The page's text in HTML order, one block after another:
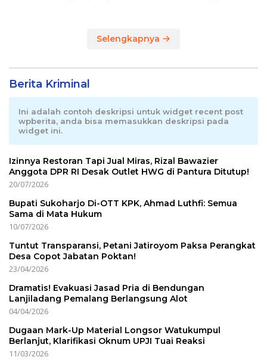
Selengkapnya
Berita Kriminal
Ini adalah contoh deskripsi untuk widget recent post
wpberita, anda bisa memasukkan deskripsi pada
widget ini.
Izinnya Restoran Tapi Jual Miras, Rizal Bawazier
Anggota DPR RI Desak Outlet HWG di Pantura Ditutup!
20/07/2026
Bupati Sukoharjo Di-OTT KPK, Ahmad Luthfi: Semua
Sama di Mata Hukum
10/07/2026
Tuntut Transparansi, Petani Jatiroyom Paksa Perangkat
Desa Copot Jabatan Poktan!
23/04/2026
Dramatis! Evakuasi Jasad Pria di Bendungan
Lanjiladang Pemalang Berlangsung Alot
04/04/2026
Dugaan Mark-Up Material Longsor Watukumpul
Berlanjut, Klarifikasi Oknum UPJI Tuai Reaksi
11/03/2026